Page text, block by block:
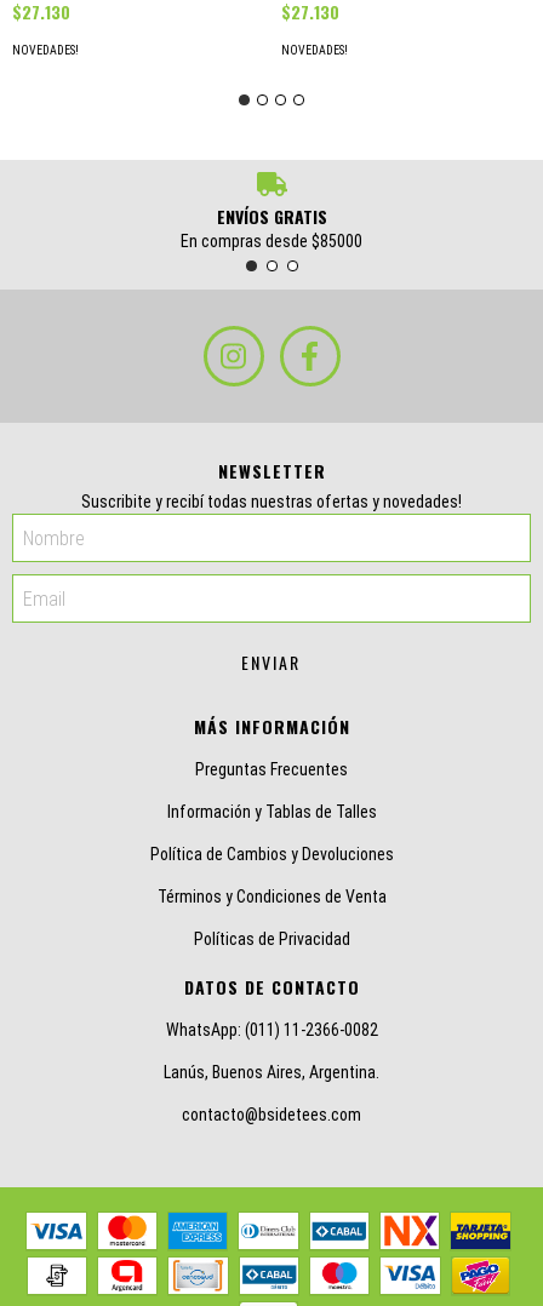
$27.130
NOVEDADES!
$27.130
NOVEDADES!
ENVÍOS GRATIS
En compras desde $85000
NEWSLETTER
Suscribite y recibí todas nuestras ofertas y novedades!
MÁS INFORMACIÓN
Preguntas Frecuentes
Información y Tablas de Talles
Política de Cambios y Devoluciones
Términos y Condiciones de Venta
Políticas de Privacidad
DATOS DE CONTACTO
WhatsApp: (011) 11-2366-0082
Lanús, Buenos Aires, Argentina.
contacto@bsidetees.com